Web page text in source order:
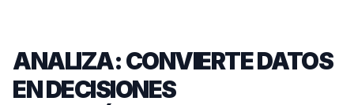
ANALIZA: CONVIERTE DATOS
EN DECISIONES